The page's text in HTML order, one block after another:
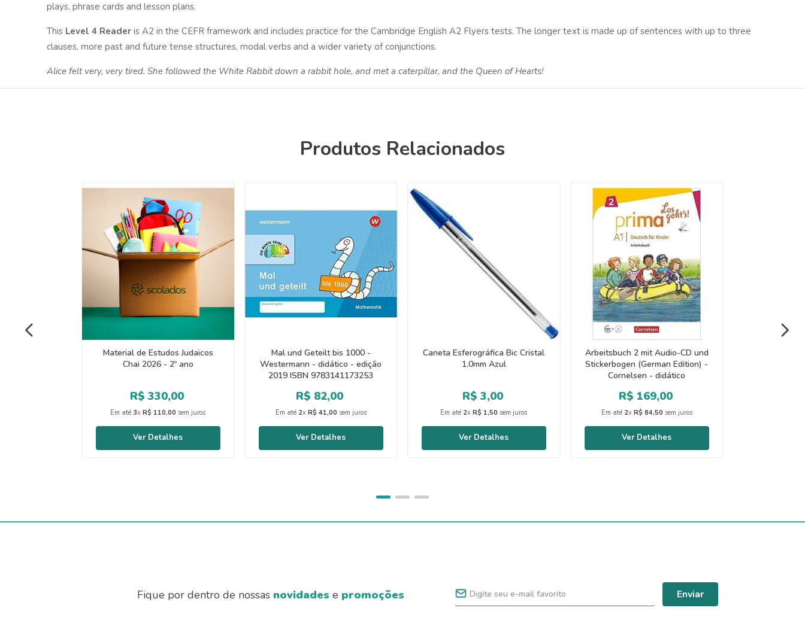
plays, phrase cards and lesson plans.
This Level 4 Reader is A2 in the CEFR framework and includes practice for the Cambridge English A2 Flyers tests. The longer text is made up of sentences with up to three
clauses, more past and future tense structures, modal verbs and a wider variety of conjunctions.
Alice felt very, very tired. She followed the White Rabbit down a rabbit hole, and met a caterpillar, and the Queen of Hearts!
Produtos Relacionados
Material de Estudos Judaicos
Chai 2026 - 2º ano
R$ 330,00
Em até3xR$ 110,00 sem juros
Mal und Geteilt bis 1000 -
Westermann - didático - edição
2019 ISBN 9783141173253
R$ 82,00
Em até 2x R$ 41,00 sem juros
Caneta Esferográfica Bic Cristal
1.0mm Azul
R$ 3,00
Em até 2xR$ 1,50 sem juros
Arbeitsbuch 2 mit Audio-CD und
Stickerbogen (German Edition) -
Cornelsen - didático
R$ 169,00
Em até 2x R$ 84,50 sem juros
Fique por dentro de nossas novidades e promoções Enviar